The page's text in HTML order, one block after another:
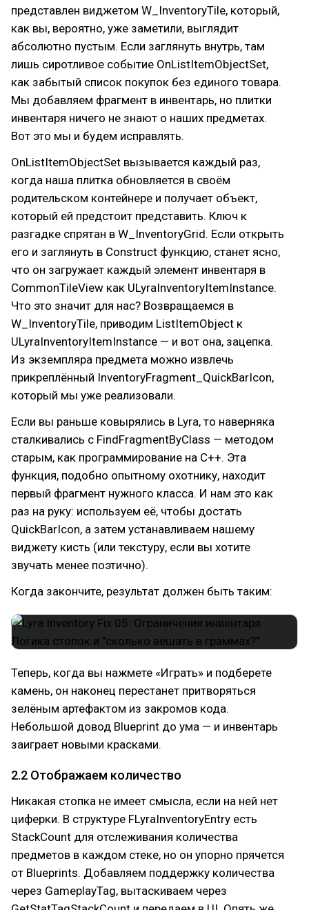
представлен виджетом W_InventoryTile, который,
как вы, вероятно, уже заметили, выглядит
абсолютно пустым. Если заглянуть внутрь, там
лишь сиротливое событие OnListItemObjectSet,
как забытый список покупок без единого товара.
Мы добавляем фрагмент в инвентарь, но плитки
инвентаря ничего не знают о наших предметах.
Вот это мы и будем исправлять.
OnListItemObjectSet вызывается каждый раз,
когда наша плитка обновляется в своём
родительском контейнере и получает объект,
который ей предстоит представить. Ключ к
разгадке спрятан в W_InventoryGrid. Если открыть
его и заглянуть в Construct функцию, станет ясно,
что он загружает каждый элемент инвентаря в
CommonTileView как ULyraInventoryItemInstance.
Что это значит для нас? Возвращаемся в
W_InventoryTile, приводим ListItemObject к
ULyraInventoryItemInstance — и вот она, зацепка.
Из экземпляра предмета можно извлечь
прикреплённый InventoryFragment_QuickBarIcon,
который мы уже реализовали.
Если вы раньше ковырялись в Lyra, то наверняка
сталкивались с FindFragmentByClass — методом
старым, как программирование на C++. Эта
функция, подобно опытному охотнику, находит
первый фрагмент нужного класса. И нам это как
раз на руку: используем её, чтобы достать
QuickBarIcon, а затем устанавливаем нашему
виджету кисть (или текстуру, если вы хотите
звучать менее поэтично).
Когда закончите, результат должен быть таким:
Теперь, когда вы нажмете «Играть» и подберете
камень, он наконец перестанет притворяться
зелёным артефактом из закромов кода.
Небольшой довод Blueprint до ума — и инвентарь
заиграет новыми красками.
2.2 Отображаем количество
Никакая стопка не имеет смысла, если на ней нет
циферки. В структуре FLyraInventoryEntry есть
StackCount для отслеживания количества
предметов в каждом стеке, но он упорно прячется
от Blueprints. Добавляем поддержку количества
через GameplayTag, вытаскиваем через